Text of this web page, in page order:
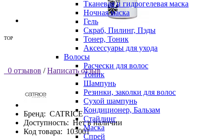
Тканевая и гидрогелевая маска
Ночная маска
Гель
Скраб, Пилинг, Пэды
Тонер, Тоник
Аксессуары для ухода
Волосы
Расчески для волос
Тоник
Шампунь
Резинки, заколки для волос
Сухой шампунь
Кондиционер, Бальзам
Стайлинг
Маска
Спрей
TOP
0 отзывов / Написать отзыв
Бренд: CATRICE
Доступность: Нет в наличии
Код товара: 103001